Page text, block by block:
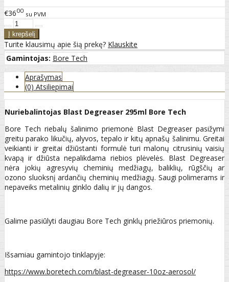
€3600 su PVM
Turite klausimų apie šią prekę? Klauskite
Gamintojas: Bore Tech
Aprašymas
(0) Atsiliepimai
Nuriebalintojas Blast Degreaser 295ml Bore Tech
Bore Tech riebalų šalinimo priemonė Blast Degreaser pasižymi
greitu parako likučių, alyvos, tepalo ir kitų apnašų šalinimu. Greitai
veikianti ir greitai džiūstanti formulė turi malonų citrusinių vaisių
kvapą ir džiūsta nepalikdama riebios plėvelės. Blast Degreaser
nėra jokių agresyvių cheminių medžiagų, baliklių, rūgščių ar
ozono sluoksnį ardančių cheminių medžiagų. Saugi polimerams ir
nepaveiks metalinių ginklo dalių ir jų dangos.
Galime pasiūlyti daugiau Bore Tech ginklų priežiūros priemonių.
Išsamiau gamintojo tinklapyje:
https://www.boretech.com/blast-degreaser-10oz-aerosol/